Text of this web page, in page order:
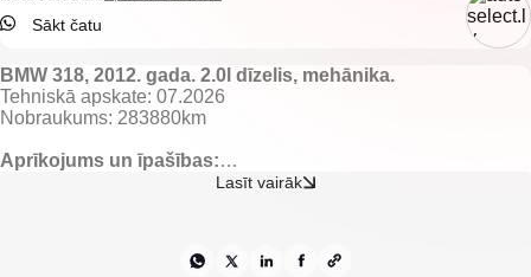
Sākt čatu
BMW 318, 2012. gada. 2.0l dīzelis, mehānika.
Tehniskā apskate: 07.2026
Nobraukums: 283880km
Aprīkojums un īpašības:
Lasīt vairāk